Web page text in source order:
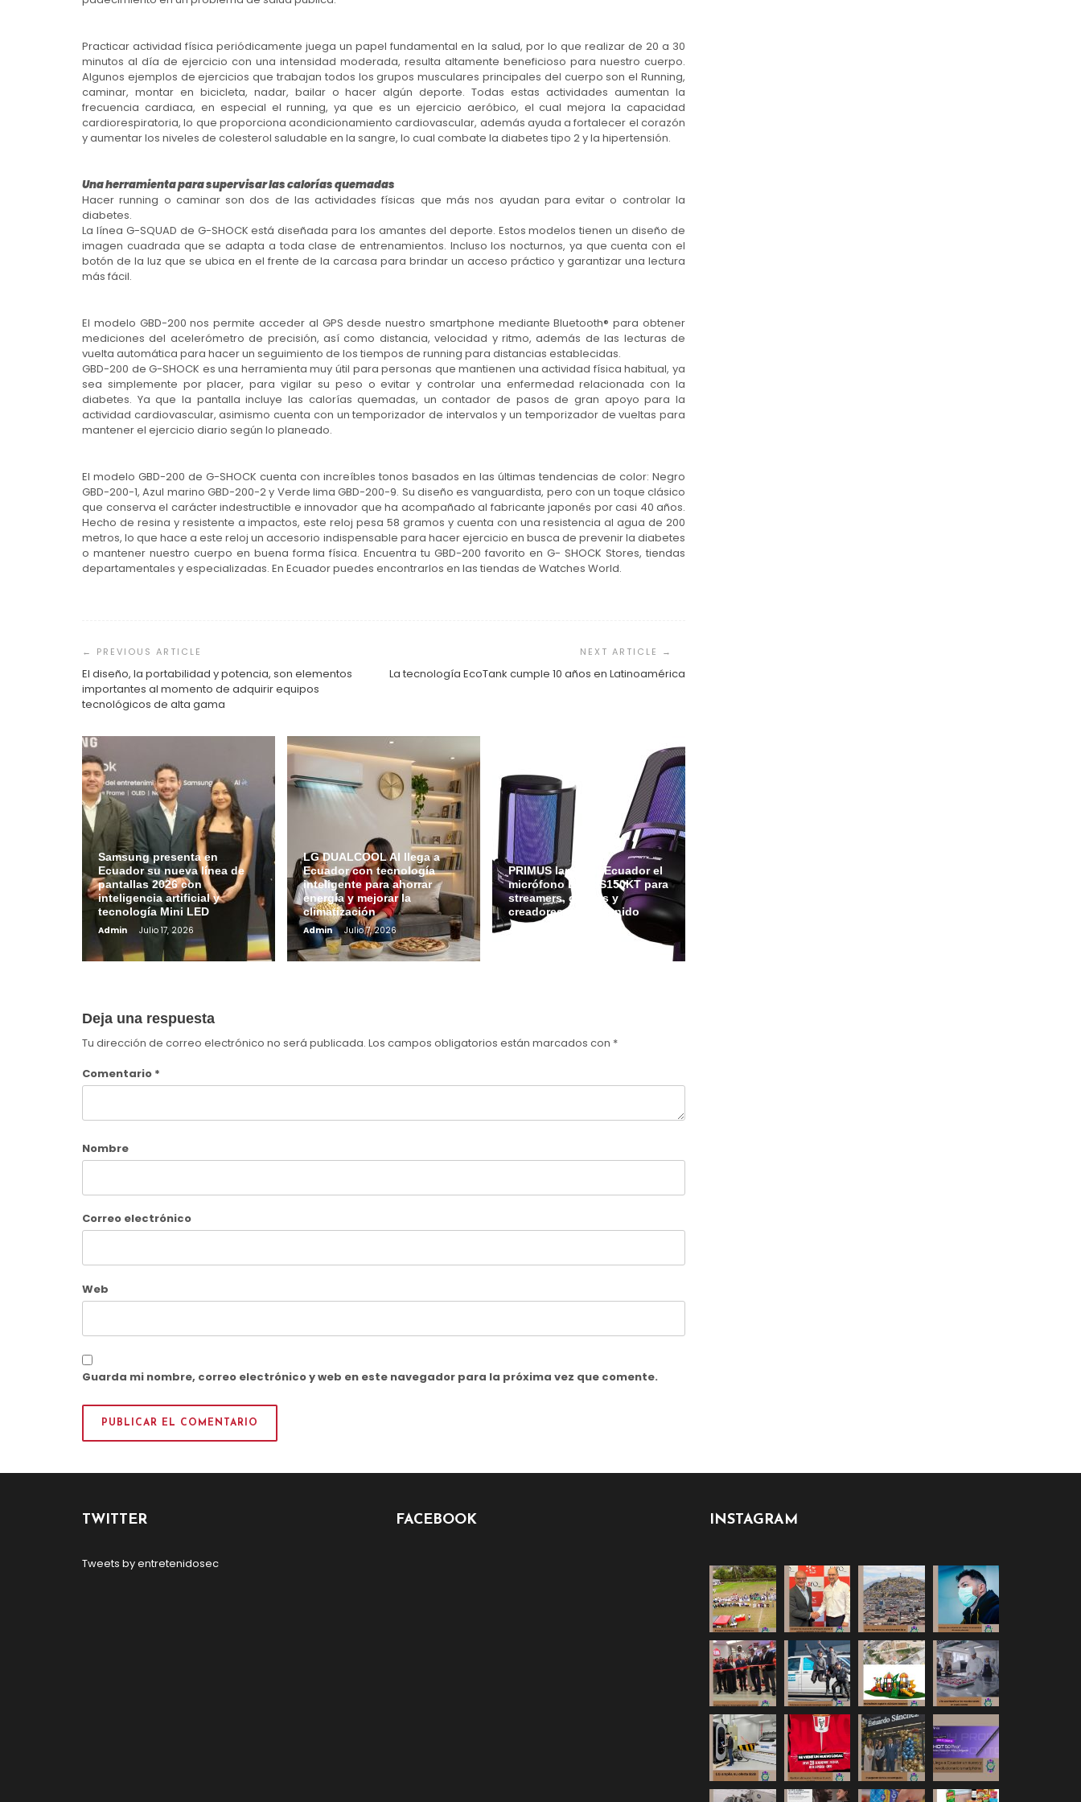
Practicar actividad física periódicamente juega un papel fundamental en la salud, por lo que realizar de 20 a 30
minutos al día de ejercicio con una intensidad moderada, resulta altamente beneficioso para nuestro cuerpo.
Algunos ejemplos de ejercicios que trabajan todos los grupos musculares principales del cuerpo son el Running,
caminar, montar en bicicleta, nadar, bailar o hacer algún deporte. Todas estas actividades aumentan la
frecuencia cardiaca, en especial el running, ya que es un ejercicio aeróbico, el cual mejora la capacidad
cardiorespiratoria, lo que proporciona acondicionamiento cardiovascular, además ayuda a fortalecer el corazón
y aumentar los niveles de colesterol saludable en la sangre, lo cual combate la diabetes tipo 2 y la hipertensión.
Una herramienta para supervisar las calorías quemadas
Hacer running o caminar son dos de las actividades físicas que más nos ayudan para evitar o controlar la
diabetes.
La línea G-SQUAD de G-SHOCK está diseñada para los amantes del deporte. Estos modelos tienen un diseño de
imagen cuadrada que se adapta a toda clase de entrenamientos. Incluso los nocturnos, ya que cuenta con el
botón de la luz que se ubica en el frente de la carcasa para brindar un acceso práctico y garantizar una lectura
más fácil.
El modelo GBD-200 nos permite acceder al GPS desde nuestro smartphone mediante Bluetooth® para obtener
mediciones del acelerómetro de precisión, así como distancia, velocidad y ritmo, además de las lecturas de
vuelta automática para hacer un seguimiento de los tiempos de running para distancias establecidas.
GBD-200 de G-SHOCK es una herramienta muy útil para personas que mantienen una actividad física habitual, ya
sea simplemente por placer, para vigilar su peso o evitar y controlar una enfermedad relacionada con la
diabetes. Ya que la pantalla incluye las calorías quemadas, un contador de pasos de gran apoyo para la
actividad cardiovascular, asimismo cuenta con un temporizador de intervalos y un temporizador de vueltas para
mantener el ejercicio diario según lo planeado.
El modelo GBD-200 de G-SHOCK cuenta con increíbles tonos basados en las últimas tendencias de color: Negro
GBD-200-1, Azul marino GBD-200-2 y Verde lima GBD-200-9. Su diseño es vanguardista, pero con un toque clásico
que conserva el carácter indestructible e innovador que ha acompañado al fabricante japonés por casi 40 años.
Hecho de resina y resistente a impactos, este reloj pesa 58 gramos y cuenta con una resistencia al agua de 200
metros, lo que hace a este reloj un accesorio indispensable para hacer ejercicio en busca de prevenir la diabetes
o mantener nuestro cuerpo en buena forma física. Encuentra tu GBD-200 favorito en G- SHOCK Stores, tiendas
departamentales y especializadas. En Ecuador puedes encontrarlos en las tiendas de Watches World.
de
entradas
El diseño, la portabilidad y potencia, son elementos
importantes al momento de adquirir equipos
tecnológicos de alta gama
La tecnología EcoTank cumple 10 años en Latinoamérica
Samsung presenta en
Ecuador su nueva línea de
pantallas 2026 con
inteligencia artificial y
tecnología Mini LED
Admin Julio 17, 2026
LG DUALCOOL AI llega a
Ecuador con tecnología
inteligente para ahorrar
energía y mejorar la
climatización
Admin Julio 7, 2026
PRIMUS lanza en Ecuador el
micrófono ETHOS150KT para
streamers, gamers y
creadores de contenido
Admin
Deja una respuesta
Tu dirección de correo electrónico no será publicada. Los campos obligatorios están marcados con *
Comentario *
Nombre
Correo electrónico
Web
Guarda mi nombre, correo electrónico y web en este navegador para la próxima vez que comente.
TWITTER
Tweets by entretenidosec
FACEBOOK INSTAGRAM